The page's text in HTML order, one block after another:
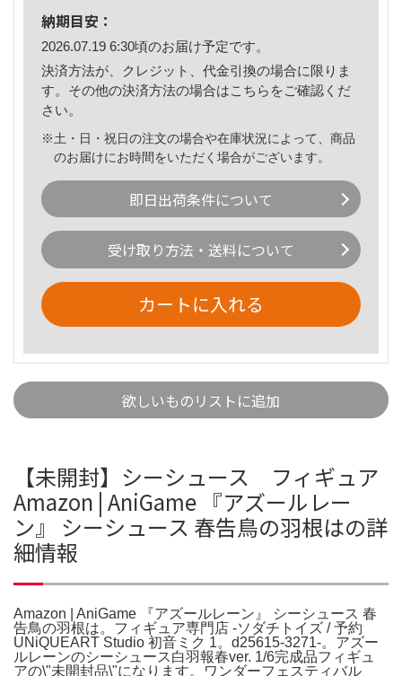
納期目安：
2026.07.19 6:30頃のお届け予定です。
決済方法が、クレジット、代金引換の場合に限りま
す。その他の決済方法の場合はこちら をご確認くだ
さい。
※土・日・祝日の注文の場合や在庫状況によって、商品
のお届けにお時間をいただく場合がございます。
即日出荷条件について
受け取り方法・送料について
カートに入れる
欲しいものリストに追加
【未開封】シーシュース フィギュア
Amazon | AniGame 『アズールレー
ン』 シーシュース 春告鳥の羽根はの詳
細情報
Amazon | AniGame 『アズールレーン』 シーシュース 春
告鳥の羽根は。フィギュア専門店 -ソダチトイズ / 予約
UNiQUEART Studio 初音ミク 1。d25615-3271-。アズー
ルレーンのシーシュース白羽報春ver. 1/6完成品フィギュ
アの\"未開封品\"になります。ワンダーフェスティバル